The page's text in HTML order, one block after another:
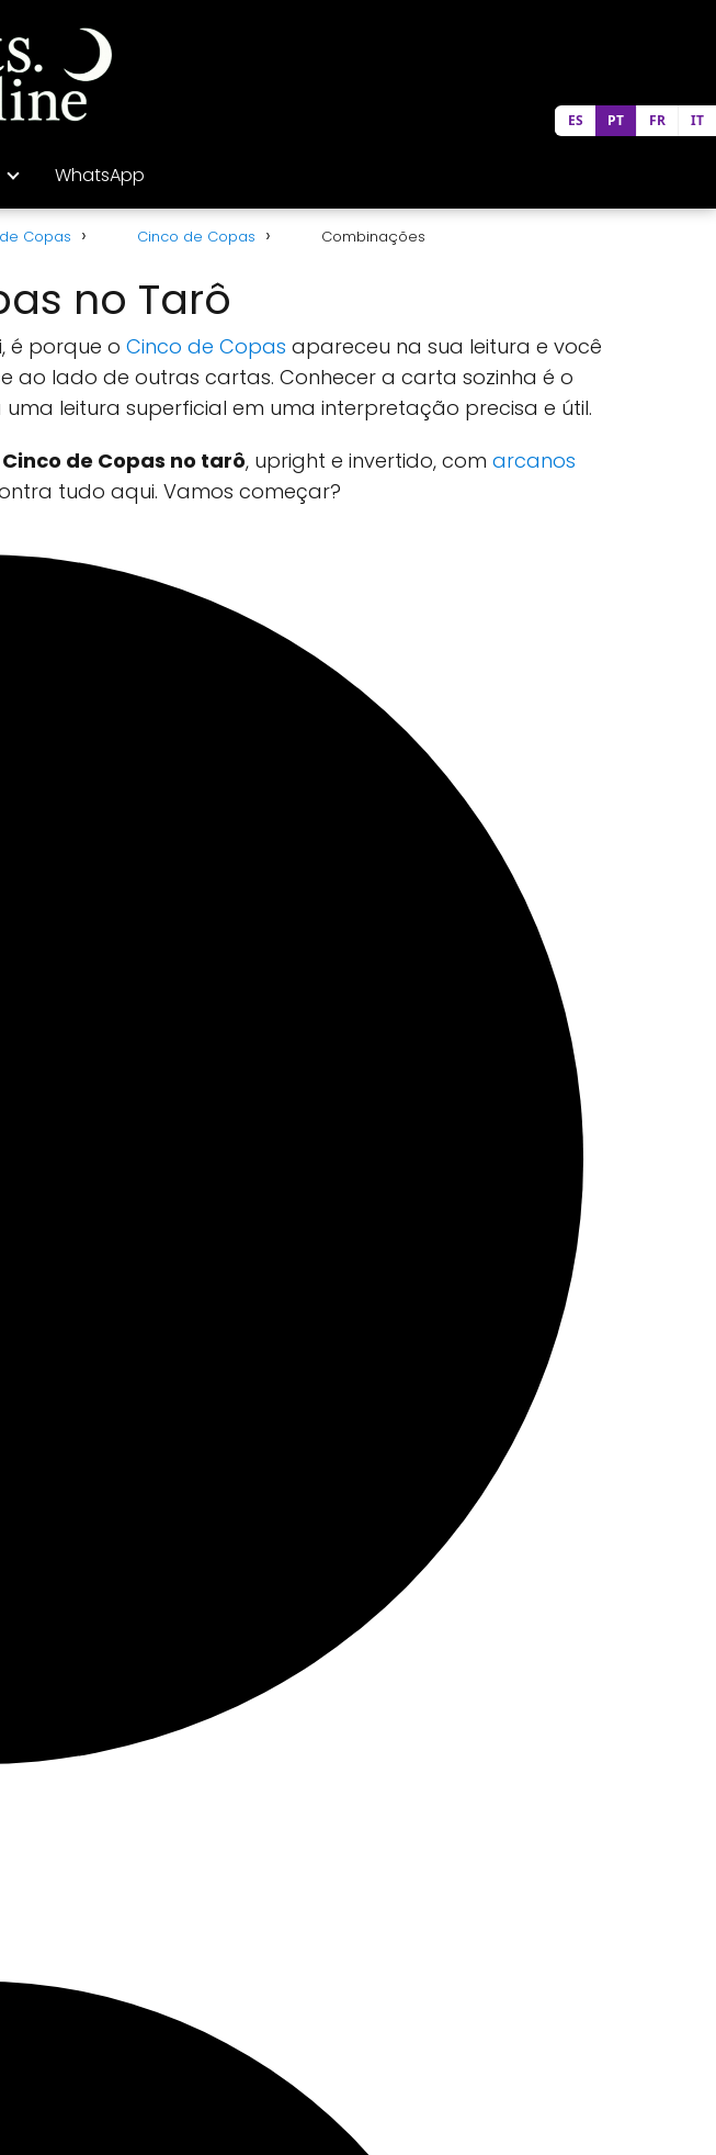
WhatsApp
Copas Cinco de Copas Combinações
no Tarô
é porque o Cinco de Copas apareceu na sua leitura e você
ao lado de outras cartas. Conhecer a carta sozinha é o
leitura superficial em uma interpretação precisa e útil.
de Copas no tarô, upright e invertido, com arcanos
tudo aqui. Vamos começar?
ES PT FR IT